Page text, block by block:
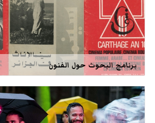
برنامج البحوث حول الفنون